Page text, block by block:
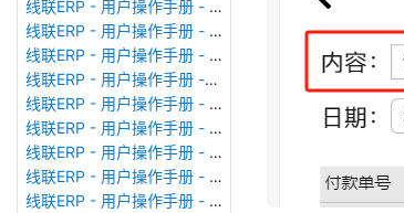
线联ERP - 用户操作手册 - 单据类型
线联ERP - 用户操作手册 - 号码规则
线联ERP - 用户操作手册 - 功能菜单
线联ERP - 用户操作手册 -分配临时角色
线联ERP - 用户操作手册 - 组织架构
线联ERP - 用户操作手册 - 用户管理
线联ERP - 用户操作手册 - 角色/岗位管理
线联ERP - 用户操作手册 - 暂估入库明细表
线联ERP - 用户操作手册 - 物料收发明细表